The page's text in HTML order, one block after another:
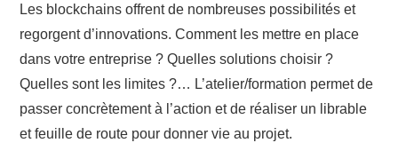
Les blockchains offrent de nombreuses possibilités et
regorgent d’innovations. Comment les mettre en place
dans votre entreprise ? Quelles solutions choisir ?
Quelles sont les limites ?… L’atelier/formation permet de
passer concrètement à l’action et de réaliser un librable
et feuille de route pour donner vie au projet.